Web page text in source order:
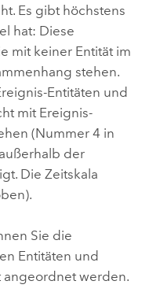
Es gibt höchstens
hat: Diese
mit keiner Entität im
stehen.
Entitäten und
mit Ereignis-
(Nummer 4 in
der
Die Zeitskala
Sie die
Entitäten und
angeordnet werden.